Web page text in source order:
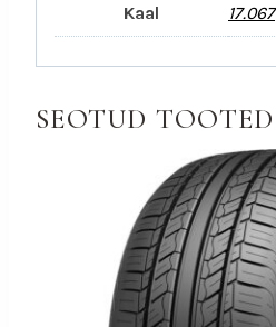
Kaal 17.067
SEOTUD TOOTED